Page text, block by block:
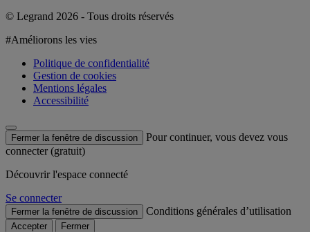
© Legrand 2026 - Tous droits réservés
#Améliorons les vies
Politique de confidentialité
Gestion de cookies
Mentions légales
Accessibilité
Fermer la fenêtre de discussion
Pour continuer, vous devez vous
connecter (gratuit)
Découvrir l'espace connecté
Se connecter
Fermer la fenêtre de discussion Conditions générales d’utilisation
Accepter Fermer